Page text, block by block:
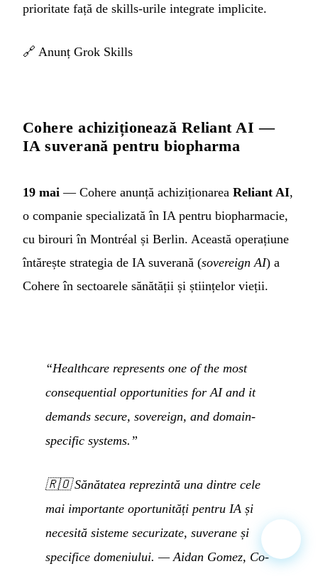
prioritate față de skills-urile integrate implicite.
🔗 Anunț Grok Skills
Cohere achiziționează Reliant AI —
IA suverană pentru biopharma
19 mai — Cohere anunță achiziționarea Reliant AI,
o companie specializată în IA pentru biopharmacie,
cu birouri în Montréal și Berlin. Această operațiune
întărește strategia de IA suverană (sovereign AI) a
Cohere în sectoarele sănătății și științelor vieții.
“Healthcare represents one of the most
consequential opportunities for AI and it
demands secure, sovereign, and domain-
specific systems.”
🇷🇴Sănătatea reprezintă una dintre cele
mai importante oportunități pentru IA și
necesită sisteme securizate, suverane și
specifice domeniului. — Aidan Gomez, Co-